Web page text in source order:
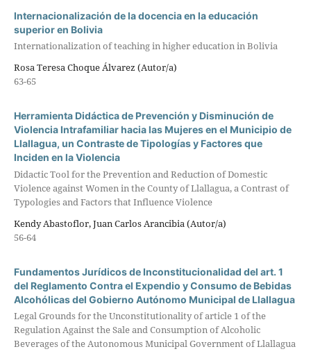
Internacionalización de la docencia en la educación
superior en Bolivia
Internationalization of teaching in higher education in Bolivia
Rosa Teresa Choque Álvarez (Autor/a)
63-65
Herramienta Didáctica de Prevención y Disminución de
Violencia Intrafamiliar hacia las Mujeres en el Municipio de
Llallagua, un Contraste de Tipologías y Factores que
Inciden en la Violencia
Didactic Tool for the Prevention and Reduction of Domestic
Violence against Women in the County of Llallagua, a Contrast of
Typologies and Factors that Influence Violence
Kendy Abastoflor, Juan Carlos Arancibia (Autor/a)
56-64
Fundamentos Jurídicos de Inconstitucionalidad del art. 1
del Reglamento Contra el Expendio y Consumo de Bebidas
Alcohólicas del Gobierno Autónomo Municipal de Llallagua
Legal Grounds for the Unconstitutionality of article 1 of the
Regulation Against the Sale and Consumption of Alcoholic
Beverages of the Autonomous Municipal Government of Llallagua